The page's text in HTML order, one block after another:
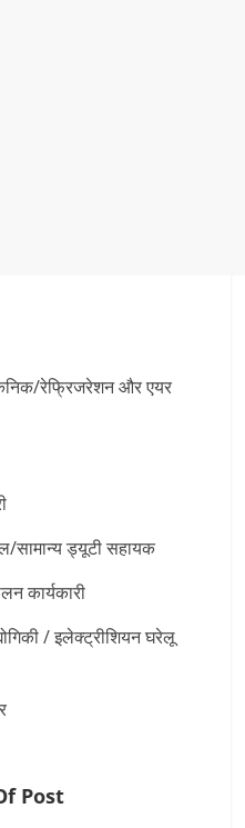
रेफ्रिजरेशन और एयर
सामान्य ड्यूटी सहायक
कार्यकारी
/ इलेक्ट्रीशियन घरेलू
Post